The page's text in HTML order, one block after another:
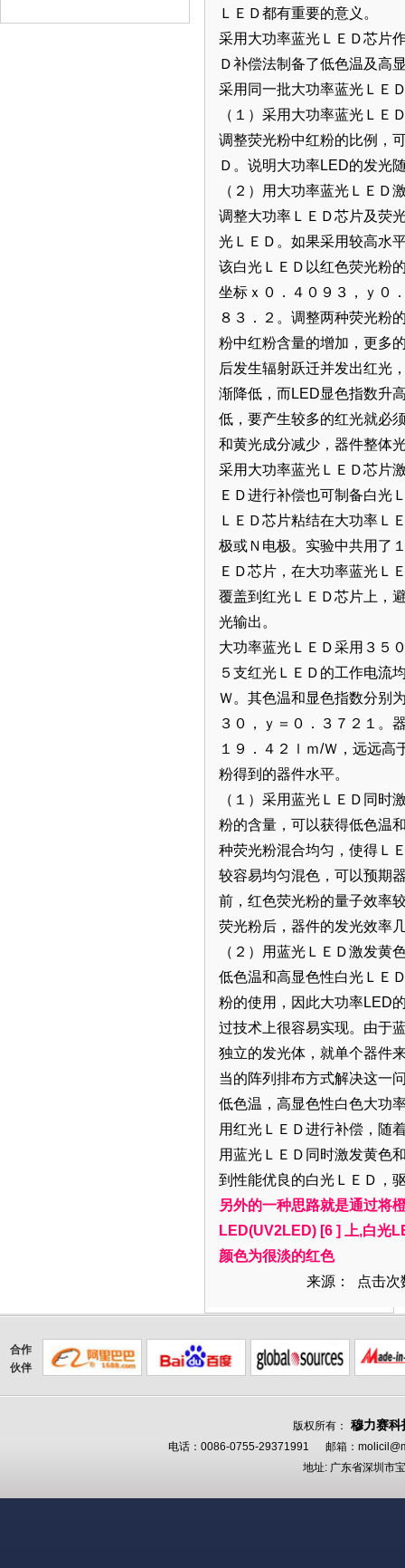
ＬＥＤ都有重要的意义。
采用大功率蓝光ＬＥＤ芯片
Ｄ补偿法制备了低色温及高
采用同一批大功率蓝光ＬＥ
（１）采用大功率蓝光ＬＥ
调整荧光粉中红粉的比例，
Ｄ。说明大功率LED的发光
（２）用大功率蓝光ＬＥＤ
调整大功率ＬＥＤ芯片及荧
光ＬＥＤ。如果采用较高水
该白光ＬＥＤ以红色荧光粉
坐标ｘ０．４０９３，ｙ０
８３．２。调整两种荧光粉
粉中红粉含量的增加，更多
后发生辐射跃迁并发出红光
渐降低，而LED显色指数升
低，要产生较多的红光就必
和黄光成分减少，器件整体
采用大功率蓝光ＬＥＤ芯片
ＥＤ进行补偿也可制备白光
ＬＥＤ芯片粘结在大功率Ｌ
极或Ｎ电极。实验中共用了
ＥＤ芯片，在大功率蓝光Ｌ
覆盖到红光ＬＥＤ芯片上，
光输出。
大功率蓝光ＬＥＤ采用３５
５支红光ＬＥＤ的工作电流
Ｗ。其色温和显色指数分别
３０，ｙ＝０．３７２１。
１９．４２ｌｍ/Ｗ，远远
粉得到的器件水平。
（１）采用蓝光ＬＥＤ同时
粉的含量，可以获得低色温
种荧光粉混合均匀，使得Ｌ
较容易均匀混色，可以预期
前，红色荧光粉的量子效率
荧光粉后，器件的发光效率
（２）用蓝光ＬＥＤ激发黄
低色温和高显色性白光ＬＥ
粉的使用，因此大功率LED
过技术上很容易实现。由于
独立的发光体，就单个器件
当的阵列排布方式解决这一
低色温，高显色性白色大功
用红光ＬＥＤ进行补偿，随
用蓝光ＬＥＤ同时激发黄色
到性能优良的白光ＬＥＤ，
另外的一种思路就是通过将
LED(UV2LED) [6 ] 上,白光
颜色为很淡的红色
来源： 点击
合作
伙伴
版权所有： 穆力赛
电话：0086-0755-29371991 邮箱：
地址: 广东省深圳市